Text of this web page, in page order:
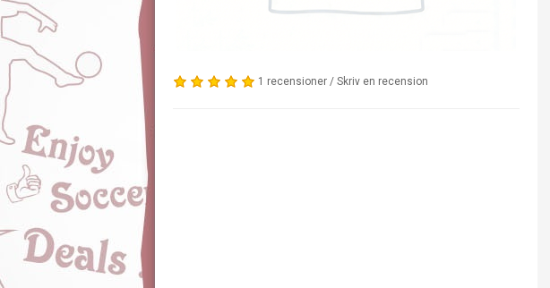
1 recensioner/ Skriv en recension